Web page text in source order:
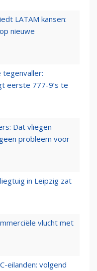
LATAM kansen:
nieuwe
tegenvaller:
eerste 777-9’s te
Dat vliegen
probleem voor
in Leipzig zat
vlucht met
eilanden: volgend